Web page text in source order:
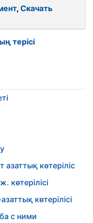
, Скачать
терісі
көтеріліс
көтерілісі
с ними